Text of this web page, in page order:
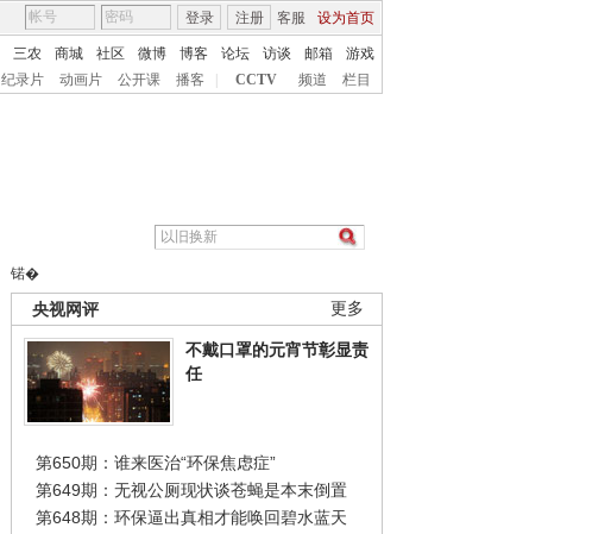
客服 设为首页
登录 注册
三农 商城 社区 微博 博客 论坛 访谈 邮箱
游戏
纪录片 动画片 公开课 播客 CCTV 频道 栏目
锘�
更多
央视网评
不戴口罩的元宵节彰显责
任
第650期：谁来医治“环保焦虑症”
第649期：无视公厕现状谈苍蝇是本末倒置
第648期：环保逼出真相才能唤回碧水蓝天